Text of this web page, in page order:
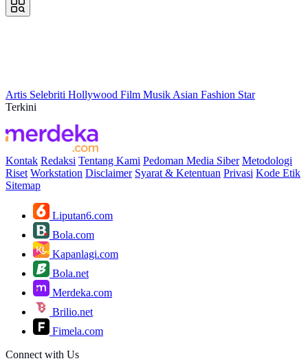
Artis Selebriti Hollywood Film Musik Asian Fashion Star
Terkini
Kontak Redaksi Tentang Kami Pedoman Media Siber Metodologi
Riset Workstation Disclaimer Syarat & Ketentuan Privasi Kode Etik
Sitemap
Liputan6.com
Bola.com
Kapanlagi.com
Bola.net
Merdeka.com
Brilio.net
Fimela.com
Connect with Us